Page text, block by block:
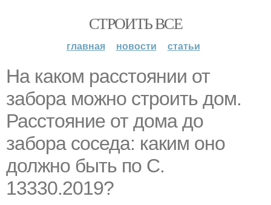
СТРОИТЬ ВСЕ
главная новости статьи
На каком расстоянии от
забора можно строить дом.
Расстояние от дома до
забора соседа: каким оно
должно быть по С.
13330.2019?